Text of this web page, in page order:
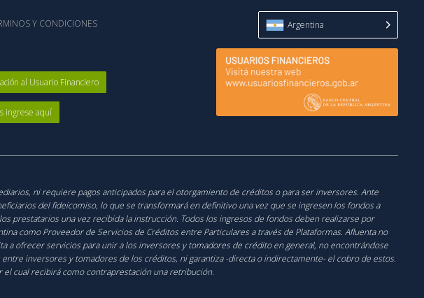
Y CONDICIONES Argentina
al Usuario Financiero
ingrese aquí
ni requiere pagos anticipados para el otorgamiento de créditos o para ser inversores. Ante
del fideicomiso, lo que se transformará en definitivo una vez que se ingresen los fondos a
prestatarios una vez recibida la instrucción. Todos los ingresos de fondos deben realizarse por
como Proveedor de Servicios de Créditos entre Particulares a través de Plataformas. Afluenta no
a ofrecer servicios para unir a los inversores y tomadores de crédito en general, no encontrándose
inversores y tomadores de los créditos, ni garantiza -directa o indirectamente- el cobro de estos.
cual recibirá como contraprestación una retribución.